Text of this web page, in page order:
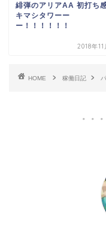
緋弾のアリアAA 初打ち
キマシタワーー
ー！！！！！！
2018年11
HOME 稼働日記